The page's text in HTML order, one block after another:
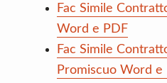
Fac Simile
Word e PDF
Fac Simile
Promiscuo Word e